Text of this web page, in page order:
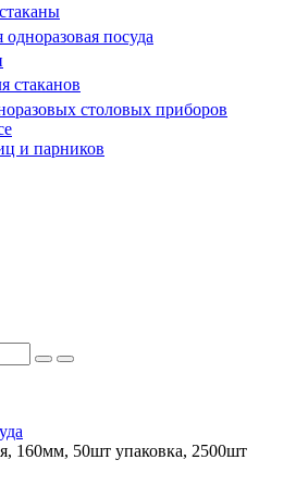
одноразовая посуда
стаканов
столовых приборов
и парников
160мм, 50шт упаковка, 2500шт